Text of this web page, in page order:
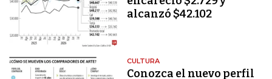
alcanzó $42.102
CULTURA
Conozca el nuevo perfil